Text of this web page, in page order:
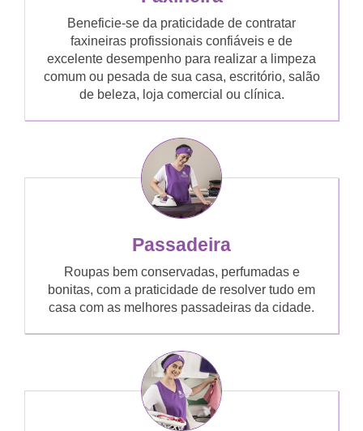
Beneficie-se da praticidade de contratar
faxineiras profissionais confiáveis e de
excelente desempenho para realizar a limpeza
comum ou pesada de sua casa, escritório, salão
de beleza, loja comercial ou clínica.
Passadeira
Roupas bem conservadas, perfumadas e
bonitas, com a praticidade de resolver tudo em
casa com as melhores passadeiras da cidade.